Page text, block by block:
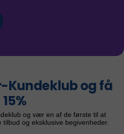
Kundeklub og få
15%
og vær en af ​​de første til at
og eksklusive begivenheder.